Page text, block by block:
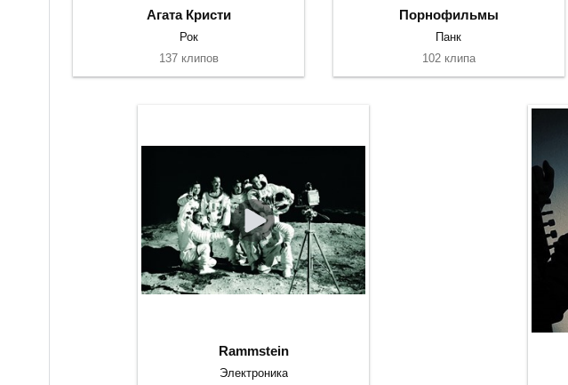
Агата Кристи
Рок
137 клипов
Порнофильмы
Панк
102 клипа
Rammstein
Электроника